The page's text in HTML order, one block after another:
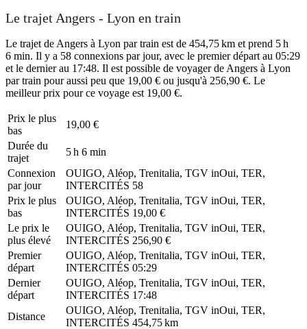
Le trajet Angers - Lyon en train
Le trajet de Angers à Lyon par train est de 454,75 km et prend 5 h
6 min. Il y a 58 connexions par jour, avec le premier départ au 05:29
et le dernier au 17:48. Il est possible de voyager de Angers à Lyon
par train pour aussi peu que 19,00 € ou jusqu'à 256,90 €. Le
meilleur prix pour ce voyage est 19,00 €.
Prix ​​le plus
bas
19,00 €
Durée du
trajet
5 h 6 min
Connexion
par jour
OUIGO, Aléop, Trenitalia, TGV inOui, TER,
INTERCITÉS 58
Prix ​​le plus
bas
OUIGO, Aléop, Trenitalia, TGV inOui, TER,
INTERCITÉS 19,00 €
Le prix le
plus élevé
OUIGO, Aléop, Trenitalia, TGV inOui, TER,
INTERCITÉS 256,90 €
Premier
départ
OUIGO, Aléop, Trenitalia, TGV inOui, TER,
INTERCITÉS 05:29
Dernier
départ
OUIGO, Aléop, Trenitalia, TGV inOui, TER,
INTERCITÉS 17:48
Distance
OUIGO, Aléop, Trenitalia, TGV inOui, TER,
INTERCITÉS 454,75 km